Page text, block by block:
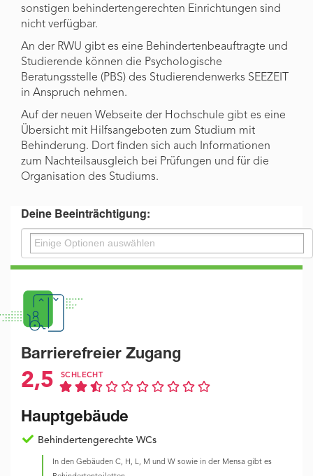
sonstigen behindertengerechten Einrichtungen sind
nicht verfügbar.
An der RWU gibt es eine Behindertenbeauftragte und
Studierende können die Psychologische
Beratungsstelle (PBS) des Studierendenwerks SEEZEIT
in Anspruch nehmen.
Auf der neuen Webseite der Hochschule gibt es eine
Übersicht mit Hilfsangeboten zum Studium mit
Behinderung. Dort finden sich auch Informationen
zum Nachteilsausgleich bei Prüfungen und für die
Organisation des Studiums.
Deine Beeinträchtigung:
Barrierefreier Zugang
2,5 SCHLECHT
Hauptgebäude
Behindertengerechte WCs
In den Gebäuden C, H, L, M und W sowie in der Mensa gibt es